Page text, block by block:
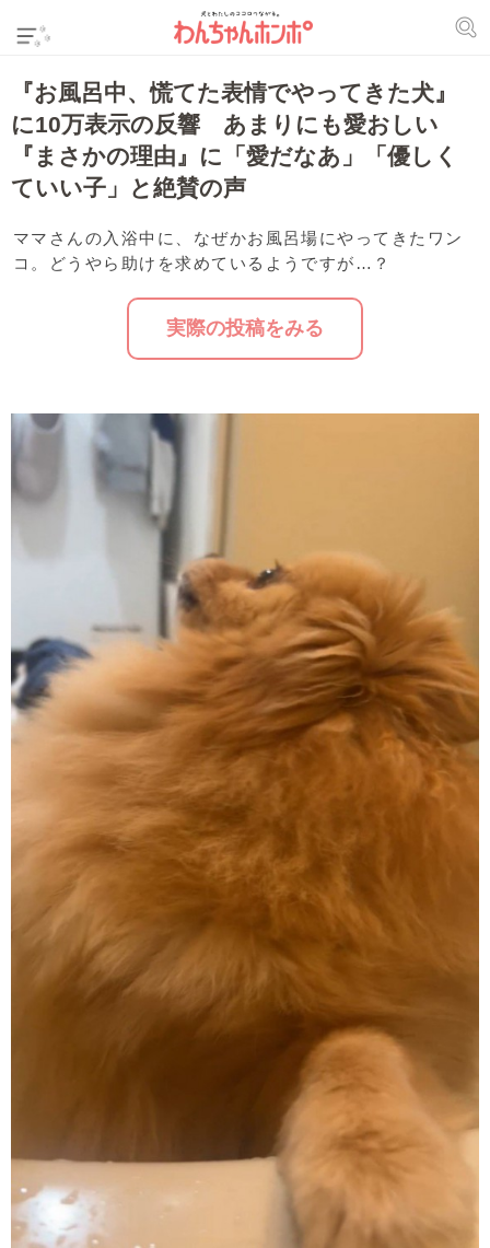
『お風呂中、慌てた表情でやってきた犬』
に10万表示の反響 あまりにも愛おしい
『まさかの理由』に「愛だなあ」「優しく
ていい子」と絶賛の声
ママさんの入浴中に、なぜかお風呂場にやってきたワン
コ。どうやら助けを求めているようですが…？
実際の投稿をみる